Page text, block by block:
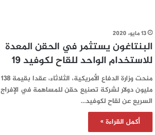
13 مايو، 2020
البنتاغون يستثمر في الحقن المعدة
للاستخدام الواحد للقاح لكوفيد 19
منحت وزارة الدفاع الأمريكية، الثلاثاء، عقدا بقيمة 138
مليون دولار لشركة تصنيع حقن للمساهمة في الإفراج
السريع عن لقاح لكوفيد…
أكمل القراءة »